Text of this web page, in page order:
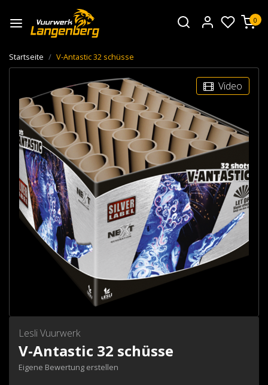
0
Startseite V-Antastic 32 schüsse
Video
Lesli Vuurwerk
V-Antastic 32 schüsse
Eigene Bewertung erstellen